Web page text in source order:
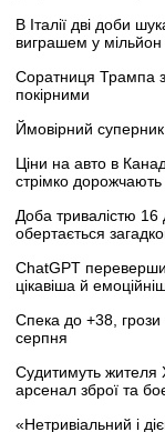
В Італії дві доби
виграшем у мільйон
Соратниця Трампа
покірними
Ймовірний
Ціни на авто в
стрімко дорожчають
Доба тривалістю 16
обертається
ChatGPT
цікавіша й
Спека до +38, грози
серпня
Судитимуть жителя
арсенал зброї та
«Нетривіальний і